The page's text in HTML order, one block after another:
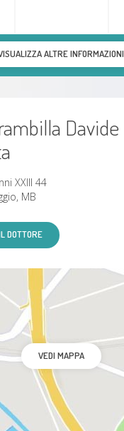
del tennista (epicondilite)
ALTRE INFORMAZIONI
Davide
XXIII 44
MB
DOTTORE
VEDI MAPPA